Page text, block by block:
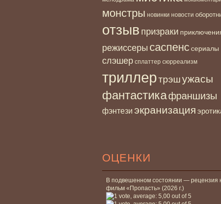
монстры новинки новости
отзыв призраки
режиссеры саспенссериалы
слэшер сплаттер сюрреализм
триллертрэшужасы
фантастикафраншизы
фэнтези экранизация
ОЦЕНКИ
В подвешенном состоянии — рецензия
фильм «Пропасть» (2026 г.)